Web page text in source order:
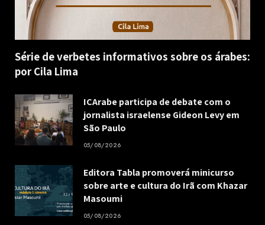
Série de verbetes informativos sobre os árabes:
por Cila Lima
ICArabe participa de debate com o
jornalista israelense Gideon Levy em
São Paulo
05/08/2026
Editora Tabla promoverá minicurso
sobre arte e cultura do Irã com Khazar
Masoumi
05/08/2026